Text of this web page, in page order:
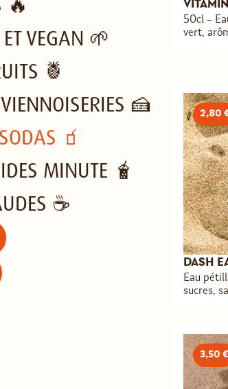
ET VEGAN 🌱
🍍
🍰
🧃
MINUTE 🧋
☕️
50cl –
vert,
2,80
DASH
Eau
sucres,
3,50 €